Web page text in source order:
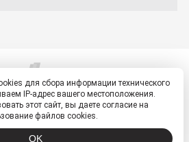
© 2026, ETM - портал
персональных данных
для сбора информации технического
IP-адрес вашего местоположения.
этот сайт, вы даете согласие на
файлов cookies.
OK